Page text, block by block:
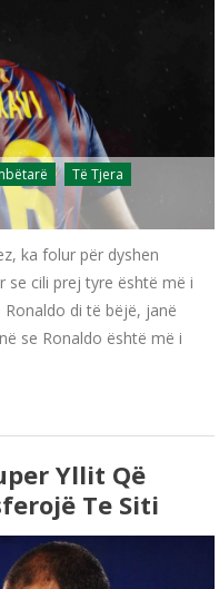
Të Tjera
ka folur për dyshen
se cili prej tyre është më i
di të bëjë, janë
se Ronaldo është më i
Yllit Që
Te Siti